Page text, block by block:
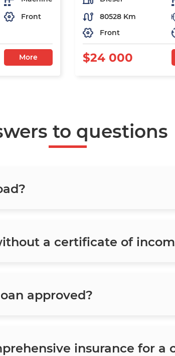
Front
More
80528 Km
Front
$24 000
to questions
a certificate of
approved?
insurance for a